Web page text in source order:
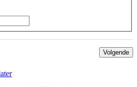
Volgende